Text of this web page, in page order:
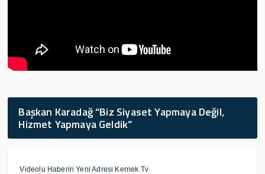
Başkan Karadağ “Biz Siyaset Yapmaya Değil,
Hizmet Yapmaya Geldik”
Videolu Haberin Yeni Adresi Kernek Tv